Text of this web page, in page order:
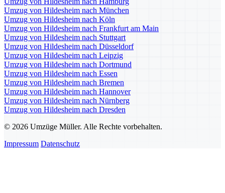
Umzug von Hildesheim nach München
Umzug von Hildesheim nach Köln
Umzug von Hildesheim nach Frankfurt am Main
Umzug von Hildesheim nach Stuttgart
Umzug von Hildesheim nach Düsseldorf
Umzug von Hildesheim nach Leipzig
Umzug von Hildesheim nach Dortmund
Umzug von Hildesheim nach Essen
Umzug von Hildesheim nach Bremen
Umzug von Hildesheim nach Hannover
Umzug von Hildesheim nach Nürnberg
Umzug von Hildesheim nach Dresden
© 2026 Umzüge Müller. Alle Rechte vorbehalten.
Impressum Datenschutz